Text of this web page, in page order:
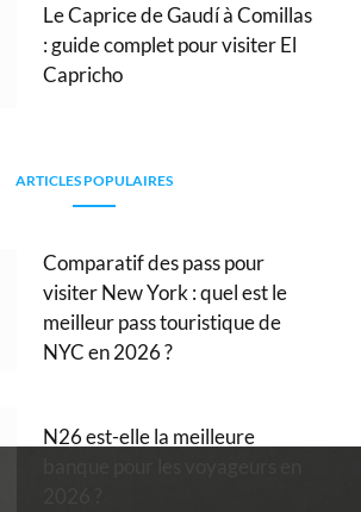
Le Caprice de Gaudí à Comillas
: guide complet pour visiter El
Capricho
ARTICLES POPULAIRES
Comparatif des pass pour
visiter New York : quel est le
meilleur pass touristique de
NYC en 2026 ?
N26 est-elle la meilleure